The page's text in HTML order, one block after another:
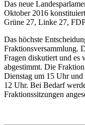
Das neue
Oktober 2016
Grüne 27, Linke 27,
Das höchste
Fraktionsversammlung.
Fragen diskutiert und es
abgestimmt. Die
Dienstag um 15 Uhr
12 Uhr. Bei Bedarf
Fraktionssitzungen